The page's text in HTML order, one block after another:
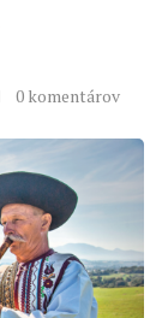
0 komentárov